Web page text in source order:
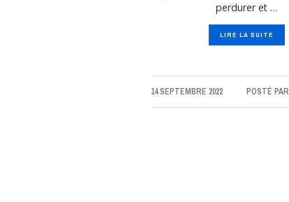
perdurer et …
LIRE LA SUITE
14 SEPTEMBRE 2022 POSTÉ PAR